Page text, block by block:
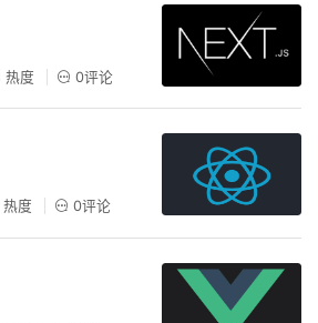
热度 0评论
度 0评论